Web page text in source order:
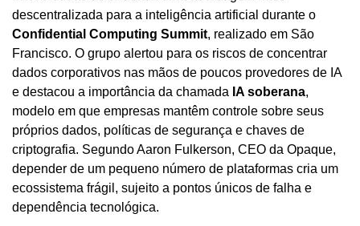
Confidential Computing Summit, realizado em São
Francisco. O grupo alertou para os riscos de concentrar
dados corporativos nas mãos de poucos provedores de IA
e destacou a importância da chamada IA soberana,
modelo em que empresas mantêm controle sobre seus
próprios dados, políticas de segurança e chaves de
criptografia. Segundo Aaron Fulkerson, CEO da Opaque,
depender de um pequeno número de plataformas cria um
ecossistema frágil, sujeito a pontos únicos de falha e
dependência tecnológica.